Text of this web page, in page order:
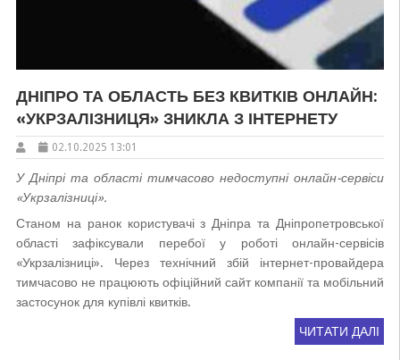
ДНІПРО ТА ОБЛАСТЬ БЕЗ КВИТКІВ ОНЛАЙН:
«УКРЗАЛІЗНИЦЯ» ЗНИКЛА З ІНТЕРНЕТУ
02.10.2025 13:01
У Дніпрі та області тимчасово недоступні онлайн-сервіси
«Укрзалізниці».
Станом на ранок користувачі з Дніпра та Дніпропетровської
області зафіксували перебої у роботі онлайн-сервісів
«Укрзалізниці». Через технічний збій інтернет-провайдера
тимчасово не працюють офіційний сайт компанії та мобільний
застосунок для купівлі квитків.
ЧИТАТИ ДАЛІ